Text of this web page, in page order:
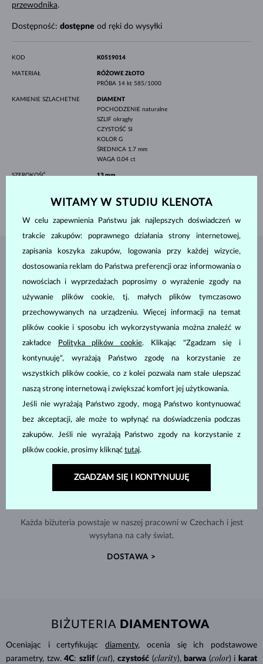
przewodnika.
Dostępność: dostępne od ręki do wysyłki
KOD K0519014
MATERIAŁ
RÓŻOWE ZŁOTO
PRÓBA 14 kt 585/1000
KAMIENIE SZLACHETNE
DIAMENT
POCHODZENIE naturalne
SZLIF okrągły
CZYSTOŚĆ SI
KOLOR G
ŚREDNICA 1.7 mm
WAGA 0.04 ct
SZEROKOŚĆ 13 mm
2.40 g
BIŻUTERIA ZATELIER KLENOTA
Każda biżuteria powstaje w naszej pracowni w Czechach i jest
wysyłana na cały świat.
DOSTAWA >
BIŻUTERIA DIAMENTOWA
Oceniając i certyfikującdiamenty, ocenia się ich podstawowe
parametry, tzw. 4C: szlif (cut), czystość (clarity), barwa (color) i karat
WITAMY W STUDIU KLENOTA
W celu zapewnienia Państwu jak najlepszych doświadczeń w
trakcie zakupów: poprawnego działania strony internetowej,
zapisania koszyka zakupów, logowania przy każdej wizycie,
dostosowania reklam do Państwa preferencji oraz informowania o
nowościach i wyprzedażach poprosimy o wyrażenie zgody na
używanie plików cookie, tj. małych plików tymczasowo
przechowywanych na urządzeniu. Więcej informacji na temat
plików cookie i sposobu ich wykorzystywania można znaleźć w
zakładce
Polityka plików cookie. Klikając "Zgadzam się i
kontynuuję", wyrażają Państwo zgodę na korzystanie ze
wszystkich plików cookie, co z kolei pozwala nam stale ulepszać
naszą stronę internetową i zwiększać komfort jej użytkowania.
Jeśli nie wyrażają Państwo zgody, mogą Państwo kontynuować
bez akceptacji, ale może to wpłynąć na doświadczenia podczas
zakupów. Jeśli nie wyrażają Państwo zgody na korzystanie z
plików cookie, prosimy kliknąć tutaj.
ZGADZAM SIĘ I KONTYNUUJĘ